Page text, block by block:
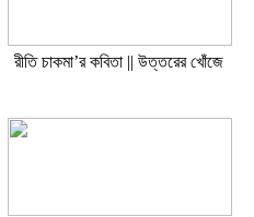
রীতি চাকমা’র কবিতা || উত্তরের খোঁজে